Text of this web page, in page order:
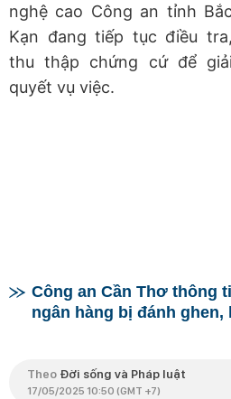
nghệ cao Công an tỉnh Bắc
Kạn đang tiếp tục điều tra,
thu thập chứng cứ để giải
quyết vụ việc.
Công an Cần Thơ thông
ngân hàng bị đánh ghen,
Theo Đời sống và Pháp luật
17/05/2025 10:50 (GMT +7)